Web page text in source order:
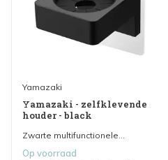
Yamazaki
Yamazaki - zelfklevende
houder - black
Zwarte multifunctionele...
Op voorraad